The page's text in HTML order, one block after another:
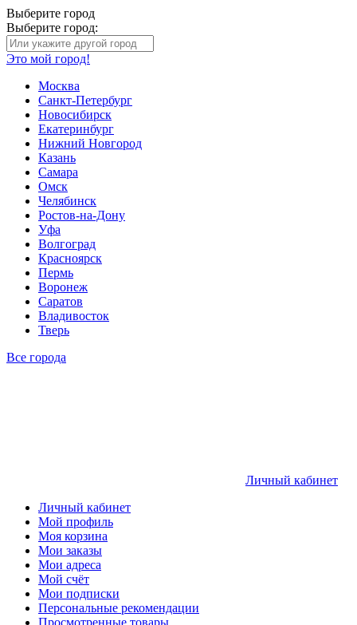
Выберите город
Выберите город:
Это мой город!
Москва
Санкт-Петербург
Новосибирск
Екатеринбург
Нижний Новгород
Казань
Самара
Омск
Челябинск
Ростов-на-Дону
Уфа
Волгоград
Красноярск
Пермь
Воронеж
Саратов
Владивосток
Тверь
Все города
Личный кабинет
Личный кабинет
Мой профиль
Моя корзина
Мои заказы
Мои адреса
Мой счёт
Мои подписки
Персональные рекомендации
Просмотренные товары